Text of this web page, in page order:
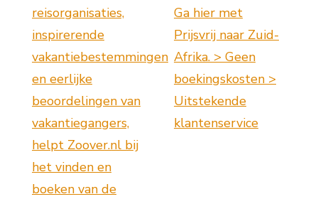
reisorganisaties,
inspirerende
vakantiebestemmingen
en eerlijke
beoordelingen van
vakantiegangers,
helpt Zoover.nl bij
het vinden en
boeken van de
Ga hier met
Prijsvrij naar Zuid-
Afrika. > Geen
boekingskosten >
Uitstekende
klantenservice